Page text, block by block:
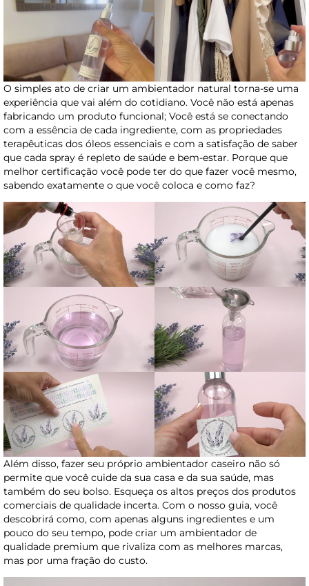
O simples ato de criar um ambientador natural torna-se uma
experiência que vai além do cotidiano. Você não está apenas
fabricando um produto funcional; Você está se conectando
com a essência de cada ingrediente, com as propriedades
terapêuticas dos óleos essenciais e com a satisfação de saber
que cada spray é repleto de saúde e bem-estar. Porque que
melhor certificação você pode ter do que fazer você mesmo,
sabendo exatamente o que você coloca e como faz?
Além disso, fazer seu próprio ambientador caseiro não só
permite que você cuide da sua casa e da sua saúde, mas
também do seu bolso. Esqueça os altos preços dos produtos
comerciais de qualidade incerta. Com o nosso guia, você
descobrirá como, com apenas alguns ingredientes e um
pouco do seu tempo, pode criar um ambientador de
qualidade premium que rivaliza com as melhores marcas,
mas por uma fração do custo.